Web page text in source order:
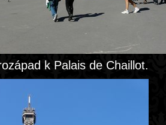
k Palais de Chaillot.